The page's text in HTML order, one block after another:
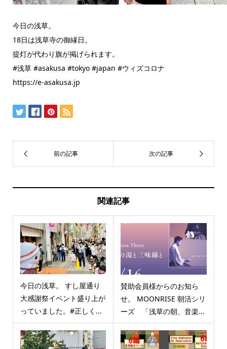
今日の浅草。
18日は浅草寺の御縁日。
提灯が代わり旗が掲げられます。
#浅草 #asakusa #tokyo #japan #ウィズコロナ
https://e-asakusa.jp
関連記事
今日の浅草。 すし屋通り
大感謝祭イベント盛り上が
っていました。#正しく...
賛助会員様からのお知ら
せ。 MOONRISE 朝活シリ
ーズ 「浅草の朝、音楽...